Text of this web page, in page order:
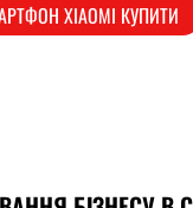
XIAOMI КУПИТИ